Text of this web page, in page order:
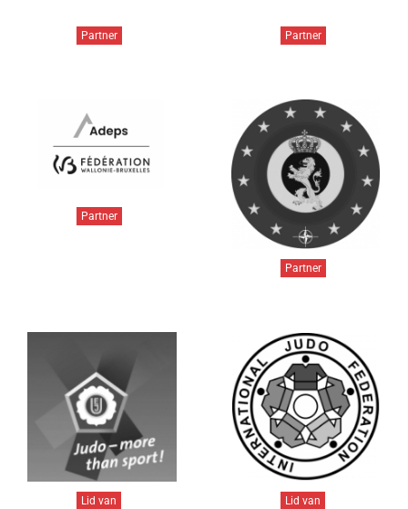
Partner Partner
Partner
Partner
Lid van Lid van